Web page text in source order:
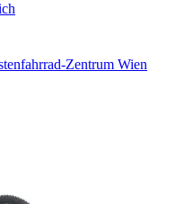
Zentrum Wien